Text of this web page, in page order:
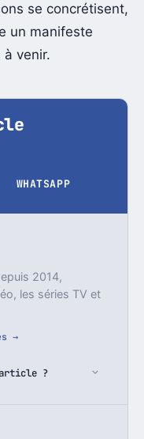
se concrétisent,
un manifeste
venir.
WHATSAPP
2014,
les séries TV et
→
article ?